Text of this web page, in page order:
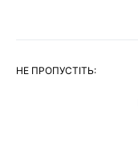
НЕ ПРОПУСТІТЬ: